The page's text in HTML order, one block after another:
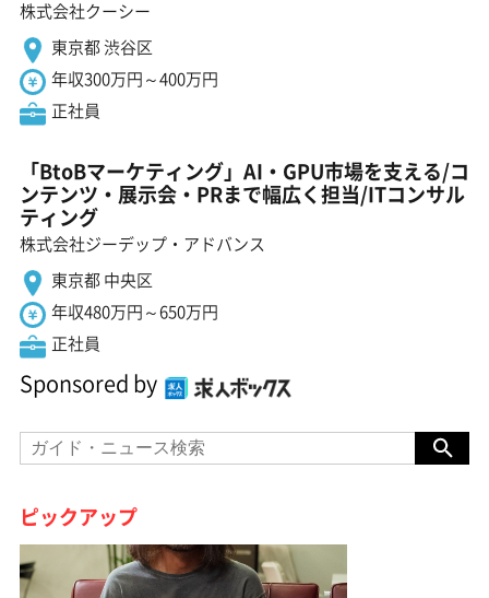
株式会社クーシー
東京都 渋谷区
年収300万円～400万円
正社員
「BtoBマーケティング」AI・GPU市場を支える/コ
ンテンツ・展示会・PRまで幅広く担当/ITコンサル
ティング
株式会社ジーデップ・アドバンス
東京都 中央区
年収480万円～650万円
正社員
Sponsored by
ピックアップ